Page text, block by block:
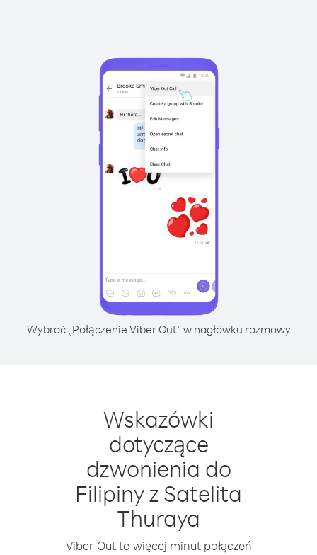
Wybrać „Połączenie Viber Out” w nagłówku rozmowy
Wskazówki
dotyczące
dzwonienia do
Filipiny z Satelita
Thuraya
Viber Out to więcej minut połączeń